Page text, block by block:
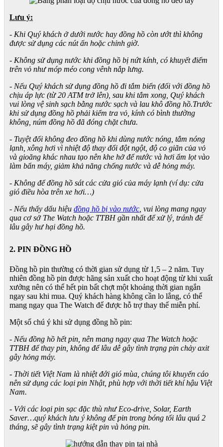
Lưu ý:
- Khi Quý khách ở dưới nước hay đồng hồ còn ướt thì không
được sử dụng các nút ấn hoặc chỉnh giờ.
- Không sử dụng nước khi đồng hồ bị nứt kính, có khuyết điểm
trên vỏ như móp méo cong vênh nắp lưng.
- Nếu Quý khách sử dụng đồng hồ đi tắm biển (đối với đồng hồ
chịu áp lực (từ 20 ATM trở lên), sau khi tắm xong, Quý khách
vui lòng vệ sinh sạch bằng nước sạch và lau khô đồng hồ.Trước
khi sử dụng đồng hồ phải kiểm tra vỏ, kính có bình thường
không, núm đồng hồ đã đóng chặt chưa.
- Tuyệt đối không đeo đồng hồ khi dùng nước nóng, tắm nóng
lạnh, xông hơi vì nhiệt độ thay đổi đột ngột, độ co giãn của vỏ
và gioăng khác nhau tạo nên khe hở để nước và hơi ẩm lọt vào
làm bẩn máy, giảm khả năng chống nước và dễ hỏng máy.
- Không để đồng hồ sát các cửa gió của máy lạnh (ví dụ: cửa
gió điều hòa trên xe hơi…)
- Nếu thấy dấu hiệu đồng hồ bị vào nước , vui lòng mang ngay
qua cơ sở The Watch hoặc TTBH gần nhất để xử lý, tránh để
lâu gây hư hại đồng hồ.
2. PIN ĐỒNG HỒ
Đồng hồ pin thường có thời gian sử dụng từ 1,5 – 2 năm. Tuy
nhiên đồng hồ pin được hãng sản xuất cho hoạt động từ khi xuất
xưởng nên có thể hết pin bất chợt một khoảng thời gian ngắn
ngay sau khi mua. Quý khách hàng không cần lo lắng, có thể
mang ngay qua The Watch để được hỗ trợ thay thế miễn phí.
Một số chú ý khi sử dụng đồng hồ pin:
- Nếu đồng hồ hết pin, nên mang ngay qua The Watch hoặc
TTBH để thay pin, không để lâu dễ gây tình trạng pin chảy axit
gây hỏng máy.
- Thời tiết Việt Nam là nhiệt đới gió mùa, chúng tôi khuyến cáo
nên sử dụng các loại pin Nhật, phù hợp với thời tiết khí hậu Việt
Nam.
- Với các loại pin sạc đặc thù như Eco-drive, Solar, Earth
Saver…quý khách lưu ý không để pin trong bóng tối lâu quá 2
tháng, sẽ gây tình trạng kiệt pin và hỏng pin.